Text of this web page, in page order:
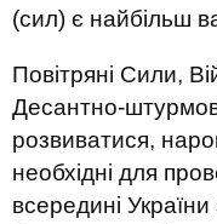
(сил) є найбільш
Повітряні Сили,
Десантно-
розвиватися,
необхідні для
всередині України